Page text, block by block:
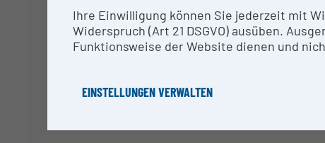
Ihre Einwilligung können Sie jederzeit mit
Widerspruch (Art 21 DSGVO) ausüben.
Funktionsweise der Website dienen und
EINSTELLUNGEN VERWALTEN